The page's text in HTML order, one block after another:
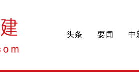
头条 要闻 中